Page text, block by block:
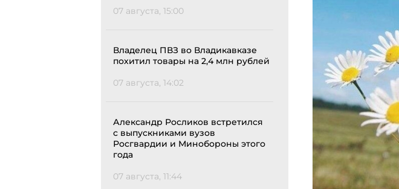
07 августа, 15:00
Владелец ПВЗ во Владикавказе
похитил товары на 2,4 млн рублей
07 августа, 14:02
Александр Росликов встретился
с выпускниками вузов
Росгвардии и Минобороны этого
года
07 августа, 11:44